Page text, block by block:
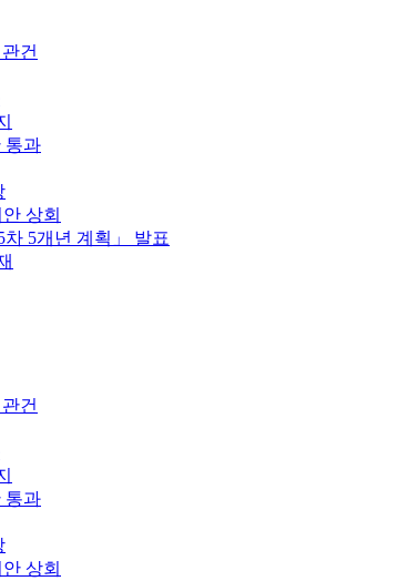
건
통과
상회
5개년 계획」 발표
건
통과
상회